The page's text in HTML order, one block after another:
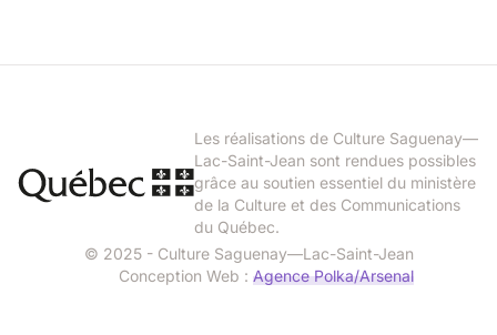
Les réalisations de Culture Saguenay—
Lac-Saint-Jean sont rendues possibles
grâce au soutien essentiel du ministère
de la Culture et des Communications
du Québec.
© 2025 - Culture Saguenay—Lac-Saint-Jean
Conception Web : Agence Polka/Arsenal